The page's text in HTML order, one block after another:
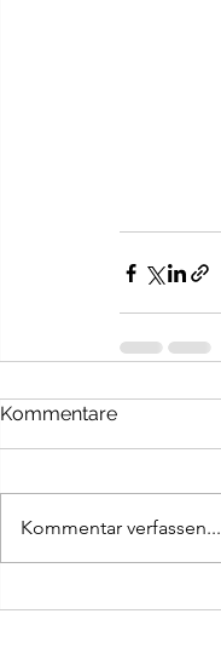
Kommentare
Kommentar verfassen...